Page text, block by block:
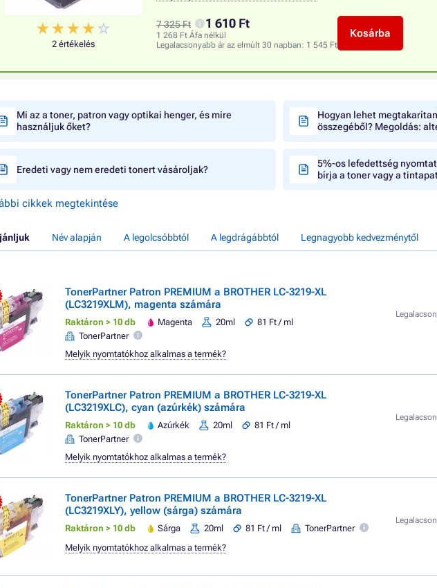
2 értékelés
7 325 Ft 1 610 Ft
1 268 Ft Áfa nélkül
Legalacsonyabb ár az elmúlt 30 napban: 1 545 Ft
Kosárba
Mi az a toner, patron vagy optikai henger, és mire
használjuk őket?
Hogyan lehet
összegéből? Megoldás:
Eredeti vagy nem eredeti tonert vásároljak?
5%-os lefedettség
bírja a toner vagy a
cikkek megtekintése
Név alapján A legolcsóbbtól A legdrágábbtól Legnagyobb kedvezménytől
TonerPartner Patron PREMIUM a BROTHER LC-3219-XL
(LC3219XLM), magenta számára
Raktáron > 10 db Magenta 20ml
81 Ft / ml
TonerPartner
Melyik nyomtatókhoz alkalmas a termék?
TonerPartner Patron PREMIUM a BROTHER LC-3219-XL
(LC3219XLC), cyan (azúrkék) számára
Raktáron > 10 db Azúrkék 20ml
81 Ft / ml
TonerPartner
Melyik nyomtatókhoz alkalmas a termék?
TonerPartner Patron PREMIUM a BROTHER LC-3219-XL
(LC3219XLY), yellow (sárga) számára
Raktáron > 10 db Sárga 20ml 81 Ft / ml TonerPartner
Melyik nyomtatókhoz alkalmas a termék?